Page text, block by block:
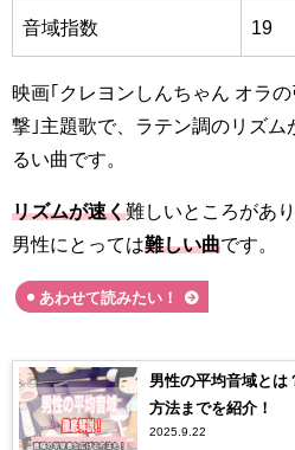
音域指数 19
映画｢クレヨンしんちゃん オラ
撃｣主題歌で、ラテン調のリズム
るい曲です。
リズムが速く難しいところがあり
男性にとっては難しい曲です。
あわせて読みたい！
男性の平均音域とは
方法までを紹介！
2025.9.22